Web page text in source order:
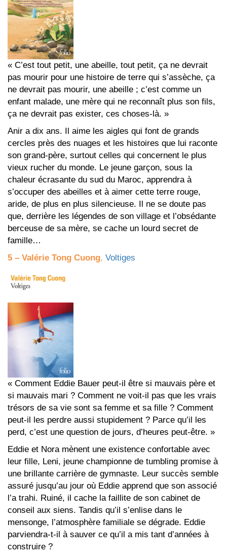
« C’est tout petit, une abeille, tout petit, ça ne devrait
pas mourir pour une histoire de terre qui s’assèche, ça
ne devrait pas mourir, une abeille ; c’est comme un
enfant malade, une mère qui ne reconnaît plus son fils,
ça ne devrait pas exister, ces choses-là. »
Anir a dix ans. Il aime les aigles qui font de grands
cercles près des nuages et les histoires que lui raconte
son grand-père, surtout celles qui concernent le plus
vieux rucher du monde. Le jeune garçon, sous la
chaleur écrasante du sud du Maroc, apprendra à
s’occuper des abeilles et à aimer cette terre rouge,
aride, de plus en plus silencieuse. Il ne se doute pas
que, derrière les légendes de son village et l’obsédante
berceuse de sa mère, se cache un lourd secret de
famille…
5 – Valérie Tong Cuong, Voltiges
« Comment Eddie Bauer peut-il être si mauvais père et
si mauvais mari ? Comment ne voit-il pas que les vrais
trésors de sa vie sont sa femme et sa fille ? Comment
peut-il les perdre aussi stupidement ? Parce qu’il les
perd, c’est une question de jours, d’heures peut-être. »
Eddie et Nora mènent une existence confortable avec
leur fille, Leni, jeune championne de tumbling promise à
une brillante carrière de gymnaste. Leur succès semble
assuré jusqu’au jour où Eddie apprend que son associé
l’a trahi. Ruiné, il cache la faillite de son cabinet de
conseil aux siens. Tandis qu’il s’enlise dans le
mensonge, l’atmosphère familiale se dégrade. Eddie
parviendra-t-il à sauver ce qu’il a mis tant d’années à
construire ?